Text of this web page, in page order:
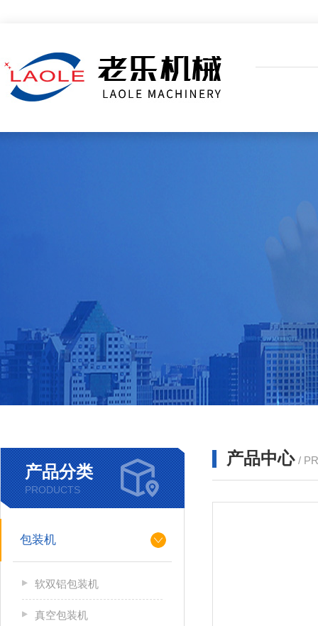
产品分类
PRODUCTS
包装机
软双铝包装机
真空包装机
产品中心 /